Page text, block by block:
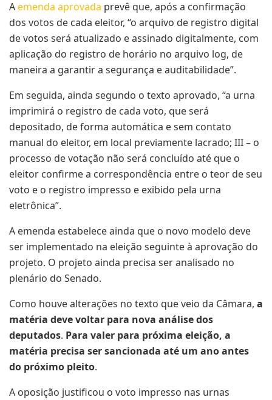
Aemenda aprovada prevê que, após a confirmação
dos votos de cada eleitor, “o arquivo de registro digital
de votos será atualizado e assinado digitalmente, com
aplicação do registro de horário no arquivo log, de
maneira a garantir a segurança e auditabilidade”.
Em seguida, ainda segundo o texto aprovado, “a urna
imprimirá o registro de cada voto, que será
depositado, de forma automática e sem contato
manual do eleitor, em local previamente lacrado; III – o
processo de votação não será concluído até que o
eleitor confirme a correspondência entre o teor de seu
voto e o registro impresso e exibido pela urna
eletrônica”.
A emenda estabelece ainda que o novo modelo deve
ser implementado na eleição seguinte à aprovação do
projeto. O projeto ainda precisa ser analisado no
plenário do Senado.
Como houve alterações no texto que veio da Câmara, a
matéria deve voltar para nova análise dos
deputados. Para valer para próxima eleição, a
matéria precisa ser sancionada até um ano antes
do próximo pleito.
A oposição justificou o voto impresso nas urnas